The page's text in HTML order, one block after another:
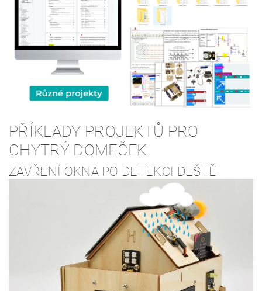
PŘÍKLADY PROJEKTŮ PRO
CHYTRÝ DOMEČEK
ZAVŘENÍ OKNA PO DETEKCI DEŠTĚ